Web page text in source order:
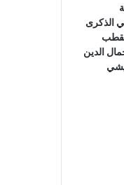
الذكرى
الدين